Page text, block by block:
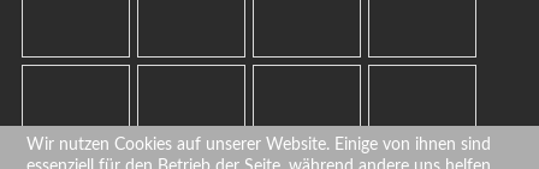
Wir nutzen Cookies auf unserer Website. Einige von ihnen sind